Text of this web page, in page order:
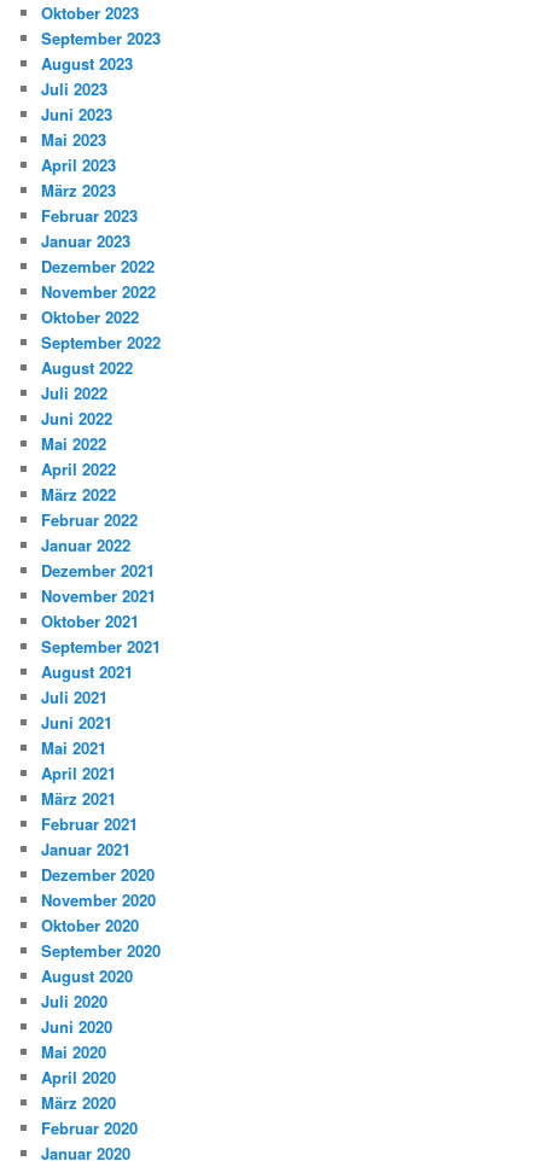
Oktober 2023
September 2023
August 2023
Juli 2023
Juni 2023
Mai 2023
April 2023
März 2023
Februar 2023
Januar 2023
Dezember 2022
November 2022
Oktober 2022
September 2022
August 2022
Juli 2022
Juni 2022
Mai 2022
April 2022
März 2022
Februar 2022
Januar 2022
Dezember 2021
November 2021
Oktober 2021
September 2021
August 2021
Juli 2021
Juni 2021
Mai 2021
April 2021
März 2021
Februar 2021
Januar 2021
Dezember 2020
November 2020
Oktober 2020
September 2020
August 2020
Juli 2020
Juni 2020
Mai 2020
April 2020
März 2020
Februar 2020
Januar 2020